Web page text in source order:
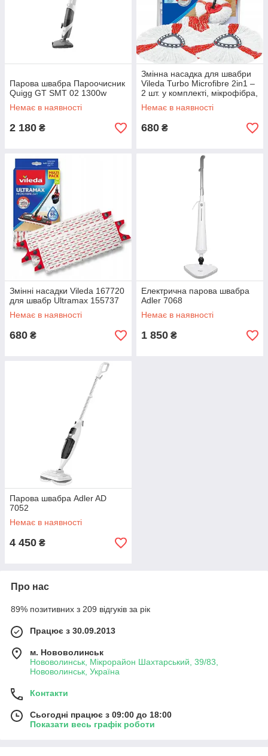
Парова швабра Пароочисник
Quigg GT SMT 02 1300w
Немає в наявності
2 180 ₴
Змінна насадка для швабри
Vileda Turbo Microfibre 2in1 –
2 шт. у комплекті, мікрофібра,
машинне прання
Немає в наявності
680 ₴
Змінні насадки Vileda 167720
для швабр Ultramax 155737
Немає в наявності
680 ₴
Електрична парова швабра
Adler 7068
Немає в наявності
1 850 ₴
Парова швабра Adler AD
7052
Немає в наявності
4 450 ₴
Про нас
89% позитивних з 209 відгуків за рік
Працює з 30.09.2013
м. Нововолинськ
Нововолинськ, Мікрорайон Шахтарський, 39/83,
Нововолинськ, Україна
Контакти
Сьогодні працює з 09:00 до 18:00
Показати весь графік роботи